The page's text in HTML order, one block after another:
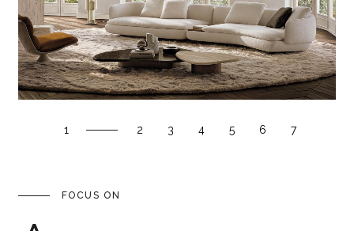
1 2 3 4 5 6 7
FOCUS ON